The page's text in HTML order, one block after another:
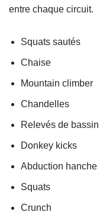
entre chaque circuit.
Squats sautés
Chaise
Mountain climber
Chandelles
Relevés de bassin
Donkey kicks
Abduction hanche
Squats
Crunch